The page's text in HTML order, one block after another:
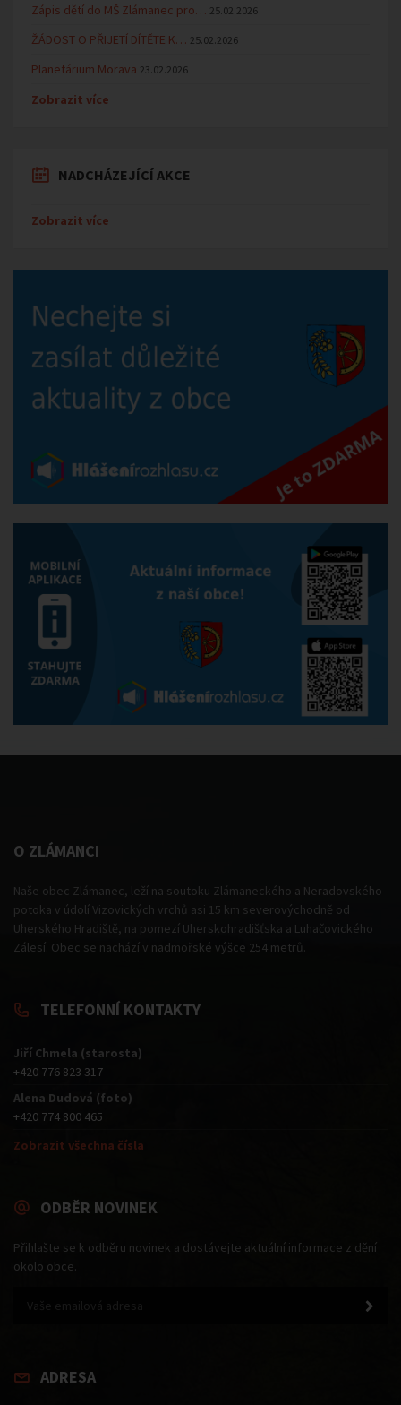
Zápis dětí do MŠ Zlámanec pro… 25.02.2026
ŽÁDOST O PŘIJETÍ DÍTĚTE K… 25.02.2026
Planetárium Morava 23.02.2026
Zobrazit více
NADCHÁZEJÍCÍ AKCE
Zobrazit více
O ZLÁMANCI
Naše obec Zlámanec, leží na soutoku Zlámaneckého a Neradovského
potoka v údolí Vizovických vrchů asi 15 km severovýchodně od
Uherského Hradiště, na pomezí Uherskohradišťska a Luhačovického
Zálesí. Obec se nachází v nadmořské výšce 254 metrů.
TELEFONNÍ KONTAKTY
Jiří Chmela (starosta)
+420 776 823 317
Alena Dudová (foto)
+420 774 800 465
Zobrazit všechna čísla
ODBĚR NOVINEK
Přihlašte se k odběru novinek a dostávejte aktuální informace z dění
okolo obce.
ADRESA